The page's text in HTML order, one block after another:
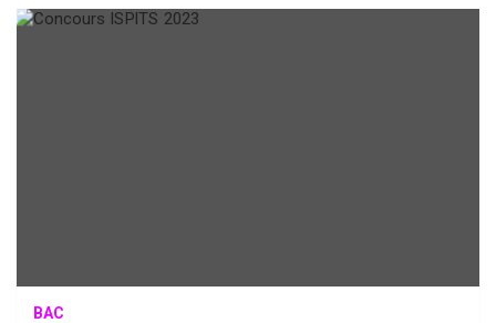
BAC